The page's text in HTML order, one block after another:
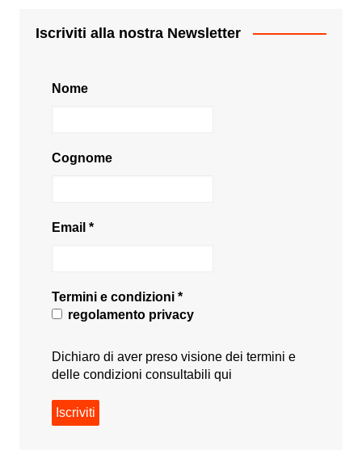
Iscriviti alla nostra Newsletter
Nome
Cognome
Email *
Termini e condizioni *
regolamento privacy
Dichiaro di aver preso visione dei termini e
delle condizioni consultabili qui